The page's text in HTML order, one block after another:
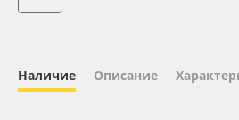
Баннер
Наличие Описание